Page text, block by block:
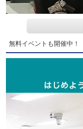
無料イベントも開催中！